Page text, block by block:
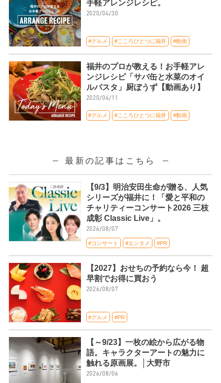
手軽アレンジレシピ。
2020/04/30
#グルメ #こころひとつに福井 #動画
福井のプロが教える！お手軽アレ
ンジレシピ「サバ缶と水菜のオイ
ルパスタ」厨ぼうず【動画あり】
2020/04/11
#グルメ #こころひとつに福井 #動画
最新の記事はこちら
【9/3】明治安田生命が贈る、人気
シリーズが福井に！「愛と平和の
チャリティーコンサート2026 三枝
成彰 Classic Live」。
2026/08/07
#コンサート #エンタメ #PR
【2027】おせちの予約なら今！ 超
早割でお得に買おう
2026/08/07
#グルメ #PR
【～9/23】一枚の絵から広がる物
語。キャラクターアートの魅力に
触れる原画展。│大野市
2026/08/06